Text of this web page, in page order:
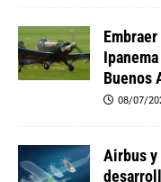
Buenos
08/07/
Airbus y